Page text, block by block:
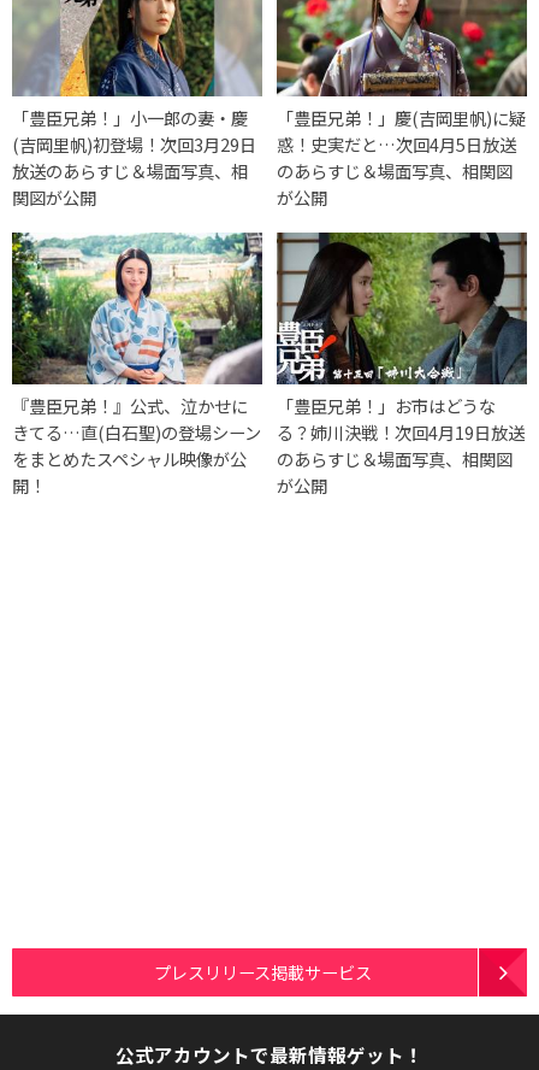
「豊臣兄弟！」小一郎の妻・慶
(吉岡里帆)初登場！次回3月29日
放送のあらすじ＆場面写真、相
関図が公開
「豊臣兄弟！」慶(吉岡里帆)に疑
惑！史実だと…次回4月5日放送
のあらすじ＆場面写真、相関図
が公開
『豊臣兄弟！』公式、泣かせに
きてる…直(白石聖)の登場シーン
をまとめたスペシャル映像が公
開！
「豊臣兄弟！」お市はどうな
る？姉川決戦！次回4月19日放送
のあらすじ＆場面写真、相関図
が公開
プレスリリース掲載サービス
公式アカウントで最新情報ゲット！